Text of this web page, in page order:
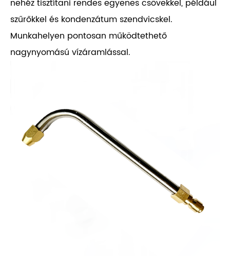
nehéz tisztítani rendes egyenes csövekkel, például
szűrőkkel és kondenzátum szendvicskel.
Munkahelyen pontosan működtethető
nagynyomású vízáramlással.